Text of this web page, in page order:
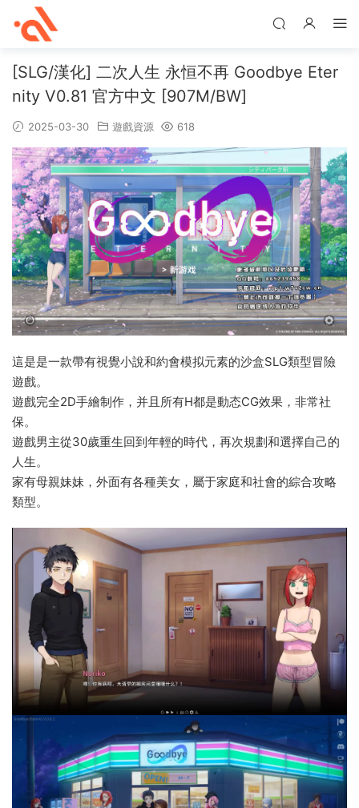
[SLG/漢化] 二次人生 永恒不再 Goodbye Eter
nity V0.81 官方中文 [907M/BW]
2025-03-30 遊戲資源 618
這是是一款帶有視覺小說和約會模拟元素的沙盒SLG類型冒險
遊戲。
遊戲完全2D手繪制作，并且所有H都是動态CG效果，非常社
保。
遊戲男主從30歲重生回到年輕的時代，再次規劃和選擇自己的
人生。
家有母親妹妹，外面有各種美女，屬于家庭和社會的綜合攻略
類型。